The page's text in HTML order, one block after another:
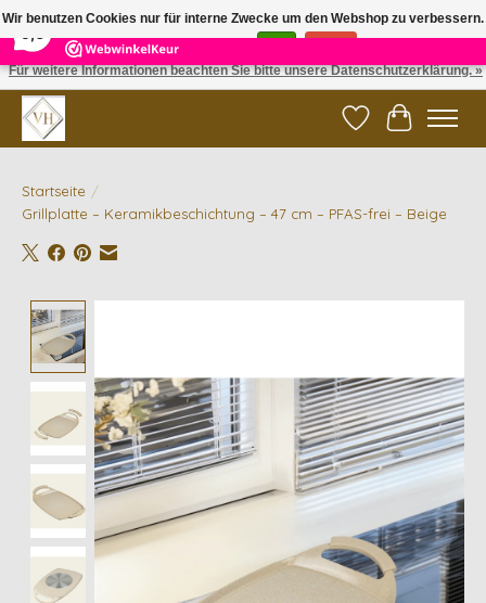
5 Reviews ×
✓ Gratis verzending vanaf €200 | ✓ 14 dagen retourneren
Wunschzettel
Ihr
Startseite /
Grillplatte – Keramikbeschichtung – 47 cm – PFAS-frei – Beige
Wir benutzen Cookies nur für interne Zwecke um den Webshop zu verbessern.
Ist das in Ordnung?
Für weitere Informationen beachten Sie bitte unsere Datenschutzerklärung. »